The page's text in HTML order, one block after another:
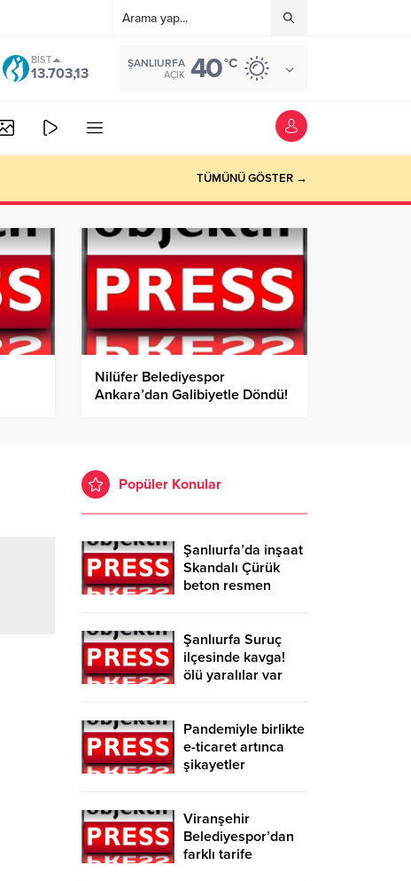
BIST
13.703,13
ŞANLIURFA
AÇIK 40°C
TÜMÜNÜ GÖSTER →
Nilüfer Belediyespor
Ankara’dan Galibiyetle Döndü!
Popüler Konular
Şanlıurfa’da inşaat
Skandalı Çürük
beton resmen
Şanlıurfa Suruç
ilçesinde kavga!
ölü yaralılar var
Pandemiyle birlikte
e-ticaret artınca
şikayetler
Viranşehir
Belediyespor’dan
farklı tarife